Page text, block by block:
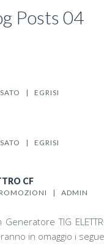
Posts 04
   |
EGRISI
   |
EGRISI
CF
   |
ADMIN
TIG
in omaggio i